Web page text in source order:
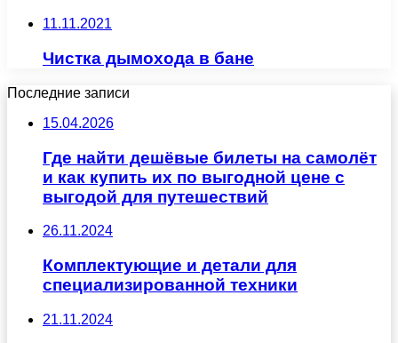
11.11.2021
Чистка дымохода в бане
Последние записи
15.04.2026
Где найти дешёвые билеты на самолёт
и как купить их по выгодной цене с
выгодой для путешествий
26.11.2024
Комплектующие и детали для
специализированной техники
21.11.2024